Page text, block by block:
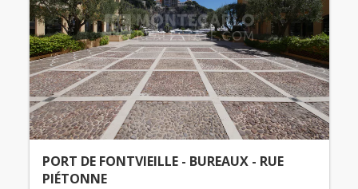
PORT DE FONTVIEILLE - BUREAUX - RUE
PIÉTONNE